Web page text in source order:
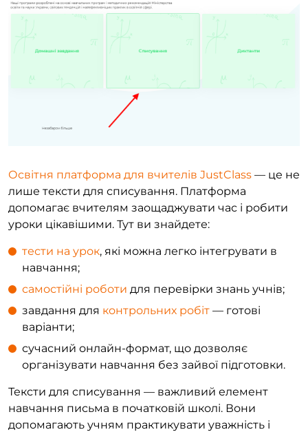
Освітня платформа для вчителів JustClass — це не
лише тексти для списування. Платформа
допомагає вчителям заощаджувати час і робити
уроки цікавішими. Тут ви знайдете:
тести на урок, які можна легко інтегрувати в
навчання;
самостійні роботи для перевірки знань учнів;
завдання для контрольних робіт — готові
варіанти;
сучасний онлайн-формат, що дозволяє
організувати навчання без зайвої підготовки.
Тексти для списування — важливий елемент
навчання письма в початковій школі. Вони
допомагають учням практикувати уважність і